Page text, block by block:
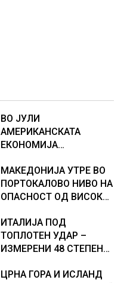
ВО ЈУЛИ
АМЕРИКАНСКАТА
ЕКОНОМИЈА
23.000 РАБОТНИ МЕСТА
МАКЕДОНИЈА УТРЕ ВО
ПОРТОКАЛОВО НИВО НА
ОПАСНОСТ ОД ВИСОКИ
ИТАЛИЈА ПОД
ТОПЛОТЕН УДАР –
ИЗМЕРЕНИ 48 СТЕПЕНИ,
НАЈАВИЈА НОВИ
ЦРНА ГОРА И ИСЛАНД